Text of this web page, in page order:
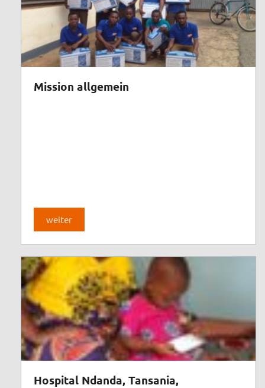
Mission allgemein
weiter
Hospital Ndanda, Tansania,